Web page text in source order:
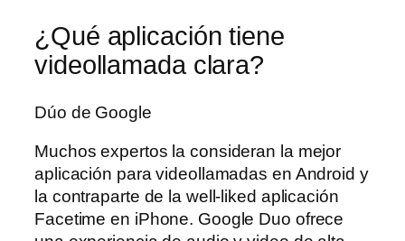
¿Qué aplicación tiene
videollamada clara?
Dúo de Google
Muchos expertos la consideran la mejor
aplicación para videollamadas en Android y
la contraparte de la well-liked aplicación
Facetime en iPhone. Google Duo ofrece